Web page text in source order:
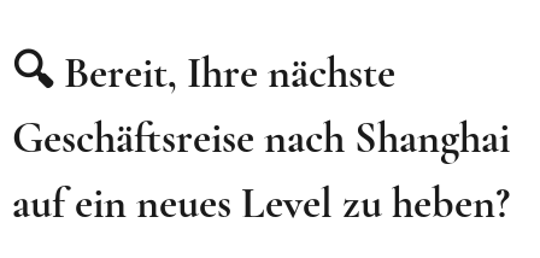
🔍 Bereit, Ihre nächste
Geschäftsreise nach Shanghai
auf ein neues Level zu heben?